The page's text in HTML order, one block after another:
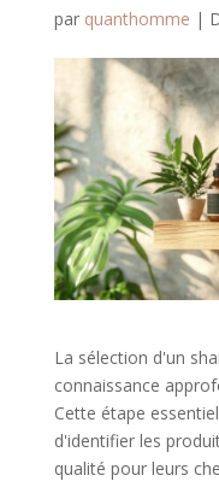
par quanthomme |
La sélection d'un
connaissance
Cette étape
d'identifier les
qualité pour leurs